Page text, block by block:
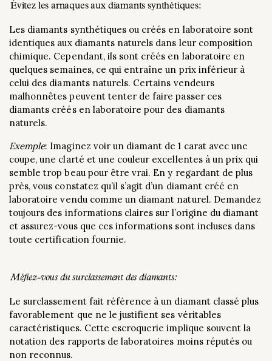
Évitez les arnaques aux diamants synthétiques:
Les diamants synthétiques ou créés en laboratoire sont
identiques aux diamants naturels dans leur composition
chimique. Cependant, ils sont créés en laboratoire en
quelques semaines, ce qui entraîne un prix inférieur à
celui des diamants naturels. Certains vendeurs
malhonnêtes peuvent tenter de faire passer ces
diamants créés en laboratoire pour des diamants
naturels.
Exemple: Imaginez voir un diamant de 1 carat avec une
coupe, une clarté et une couleur excellentes à un prix qui
semble trop beau pour être vrai. En y regardant de plus
près, vous constatez qu’il s’agit d’un diamant créé en
laboratoire vendu comme un diamant naturel. Demandez
toujours des informations claires sur l’origine du diamant
et assurez-vous que ces informations sont incluses dans
toute certification fournie.
Méfiez-vous du surclassement des diamants:
Le surclassement fait référence à un diamant classé plus
favorablement que ne le justifient ses véritables
caractéristiques. Cette escroquerie implique souvent la
notation des rapports de laboratoires moins réputés ou
non reconnus.